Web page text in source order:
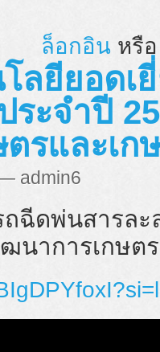
ล็อกอิน หรื
ลยียอดเ
ะจำปี
รและเก
admin6
ถฉีดพ่นสารละ
นาการเกษตร